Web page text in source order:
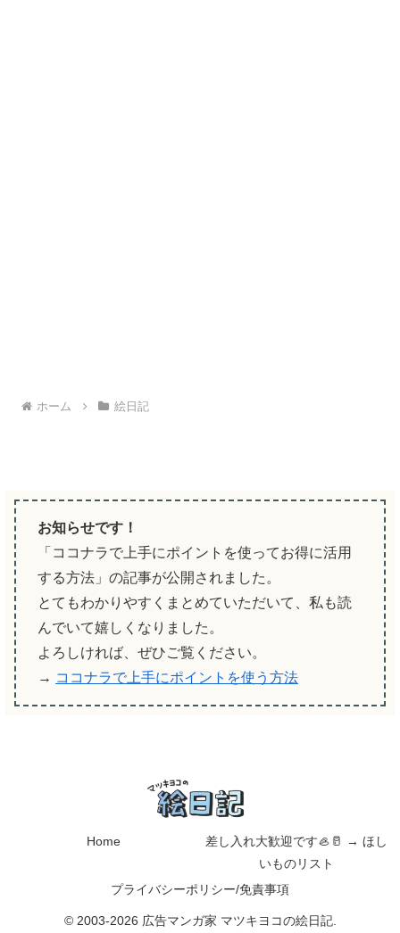
ホーム 絵日記
お知らせです！
「ココナラで上手にポイントを使ってお得に活用
する方法」の記事が公開されました。
とてもわかりやすくまとめていただいて、私も読
んでいて嬉しくなりました。
よろしければ、ぜひご覧ください。
→ ココナラで上手にポイントを使う方法
Home
差し入れ大歓迎です🦪🥛 → ほし
いものリスト
プライバシーポリシー/免責事項
© 2003-2026 広告マンガ家 マツキヨコの絵日記.